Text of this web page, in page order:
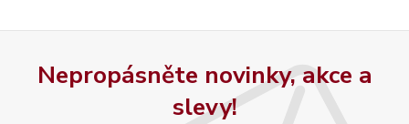
Nepropásněte novinky, akce a
slevy!